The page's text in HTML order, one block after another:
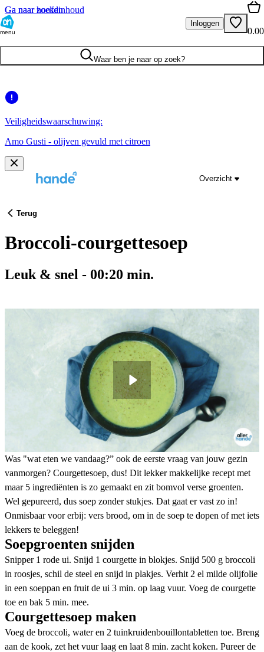
Ga naar hoofdinhoud
Ga naar zoeken
menu
Inloggen
0.00
Waar ben je naar op zoek?
Veiligheidswaarschuwing:
Amo Gusti - olijven gevuld met citroen
Overzicht
Terug
Broccoli-courgettesoep
Leuk & snel - 00:20 min.
Was "wat eten we vandaag?” ook de eerste vraag van jouw gezin
vanmorgen? Courgettesoep, dus! Dit lekker makkelijke recept met
maar 5 ingrediënten is zo gemaakt en zit bomvol verse groenten.
Wel gepureerd, dus soep zonder stukjes. Dat gaat er vast zo in!
Onmisbaar voor erbij: vers brood, om in de soep te dopen of met iets
lekkers te beleggen!
Soepgroenten snijden
Snipper 1 rode ui. Snijd 1 courgette in blokjes. Snijd 500 g broccoli
in roosjes, schil de steel en snijd in plakjes. Verhit 2 el milde olijfolie
in een soeppan en fruit de ui 3 min. op laag vuur. Voeg de courgette
toe en bak 5 min. mee.
Courgettesoep maken
Voeg de broccoli, water en 2 tuinkruidenbouillontabletten toe. Breng
aan de kook, zet het vuur laag en laat 8 min. zacht koken. Pureer de